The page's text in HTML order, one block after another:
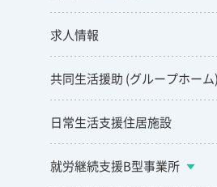
求人情報
共同生活援助 (グループホーム)
日常生活支援住居施設
就労継続支援B型事業所